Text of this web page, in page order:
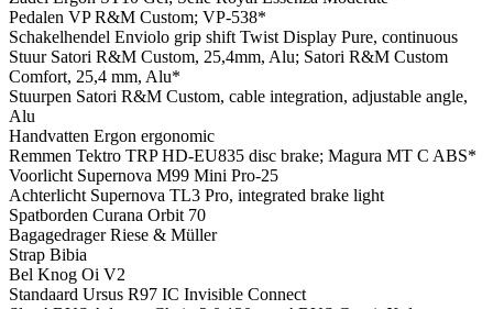
Pedalen VP R&M Custom; VP-538*
Schakelhendel Enviolo grip shift Twist Display Pure, continuous
Stuur Satori R&M Custom, 25,4mm, Alu; Satori R&M Custom
Comfort, 25,4 mm, Alu*
Stuurpen Satori R&M Custom, cable integration, adjustable angle,
Alu
Handvatten Ergon ergonomic
Remmen Tektro TRP HD-EU835 disc brake; Magura MT C ABS*
Voorlicht Supernova M99 Mini Pro-25
Achterlicht Supernova TL3 Pro, integrated brake light
Spatborden Curana Orbit 70
BagagedragerRiese & Müller
Strap Bibia
Bel Knog Oi V2
Standaard Ursus R97 IC Invisible Connect